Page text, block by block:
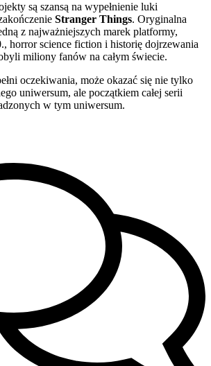
są szansą na wypełnienie luki
Stranger Things. Oryginalna
z najważniejszych marek platformy,
horror science fiction i historię dojrzewania
miliony fanów na całym świecie.
oczekiwania, może okazać się nie tylko
uniwersum, ale początkiem całej serii
w tym uniwersum.